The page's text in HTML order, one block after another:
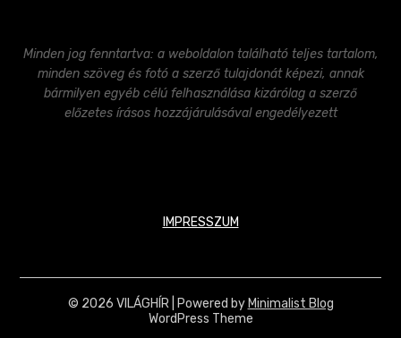
Minden jog fenntartva: a weboldalon található teljes tartalom,
minden szöveg és fotó a szerző tulajdonát képezi, annak
bármilyen egyéb célú felhasználása kizárólag a szerző
előzetes írásos hozzájárulásával engedélyezett
IMPRESSZUM
© 2026 VILÁGHÍR | Powered by Minimalist Blog
WordPress Theme